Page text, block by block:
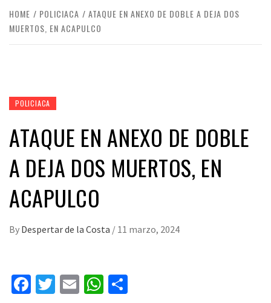
HOME POLICIACA
ATAQUE EN ANEXO DE DOBLE A DEJA DOS
MUERTOS, EN ACAPULCO
POLICIACA
ATAQUE EN ANEXO DE DOBLE
A DEJA DOS MUERTOS, EN
ACAPULCO
By Despertar de la Costa / 11 marzo, 2024
Facebook
Twitter
EmailWhatsApp